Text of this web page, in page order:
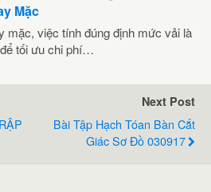
Mặc
mặc, việc tính đúng định mức vải là
tối ưu chi phí…
Next Post
Bài Tập Hạch Tóan Bàn Cắt
Giác Sơ Đồ 030917